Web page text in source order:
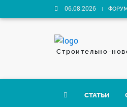
06.08.2026
Строительно-
СТАТЬИ